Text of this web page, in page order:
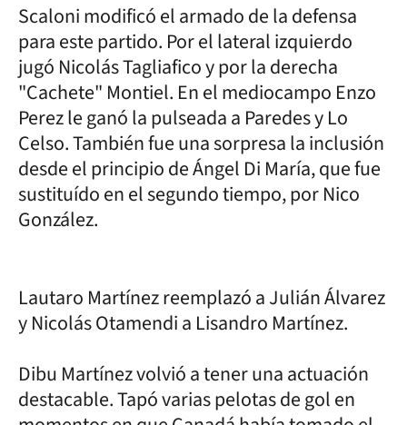
Scaloni modificó el armado de la defensa
para este partido. Por el lateral izquierdo
jugó Nicolás Tagliafico y por la derecha
"Cachete" Montiel. En el mediocampo Enzo
Perez le ganó la pulseada a Paredes y Lo
Celso. También fue una sorpresa la inclusión
desde el principio de Ángel Di María, que fue
sustituído en el segundo tiempo, por Nico
González.
Lautaro Martínez reemplazó a Julián Álvarez
y Nicolás Otamendi a Lisandro Martínez.
Dibu Martínez volvió a tener una actuación
destacable. Tapó varias pelotas de gol en